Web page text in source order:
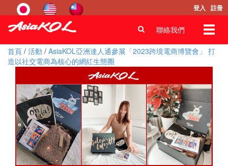
登入 註冊
聯絡我們
首頁 / 活動 / AsiaKOL亞洲達人通參展「2023跨境電商博覽會」 打
造以社交電商為核心的網紅生態圈